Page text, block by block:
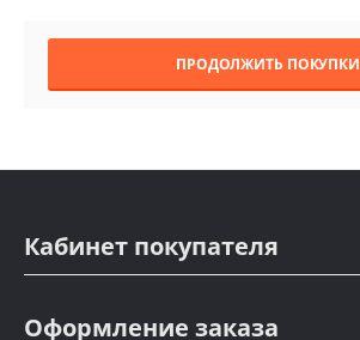
ПРОДОЛЖИТЬ ПОКУПКИ
Кабинет покупателя
Оформление заказа